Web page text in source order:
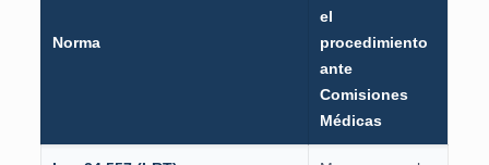
Norma
el
procedimiento
ante
Comisiones
Médicas